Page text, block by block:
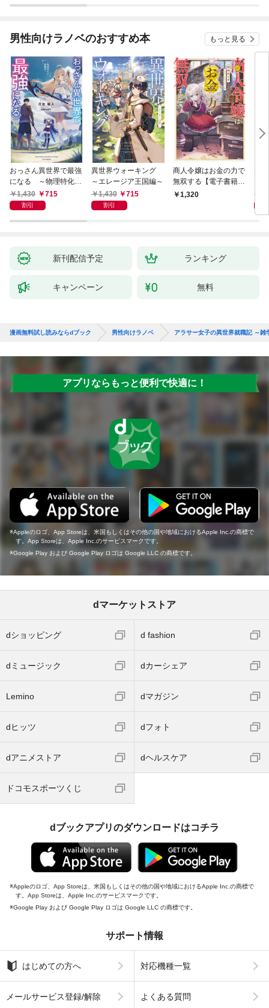
男性向けラノベのおすすめ本 もっと見る
おっさん異世界で最強
になる ～物理特化の
覚醒者～
1,430 715
割引
異世界ウォーキング
～エレージア王国編～
1,430
715
割引
商人令嬢はお金の力で
無双する【電子書籍限
定書き下ろしSS付
1,320
デ
新刊配信予定 ランキング
キャンペーン 無料
漫画無料試し読みならdブック 男性向けラノベ アラサー女子の異世界就職記 ～
アプリならもっと便利で快適に！
Appleのロゴ、App Storeは、米国もしくはその他の国や地域におけるApple Inc.の商標で
す。App Storeは、Apple Inc.のサービスマークです。
Google Play および Google Play ロゴは Google LLC の商標です。
dマーケットストア
dショッピング d fashion
dミュージック dカーシェア
Lemino dマガジン
dヒッツ dフォト
dアニメストア dヘルスケア
ドコモスポーツくじ
dブックアプリのダウンロードはコチラ
Appleのロゴ、App Storeは、米国もしくはその他の国や地域におけるApple Inc.の商標で
す。App Storeは、Apple Inc.のサービスマークです。
Google Play および Google Play ロゴは Google LLC の商標です。
サポート情報
はじめての方へ 対応機種一覧
メールサービス登録/解除 よくある質問